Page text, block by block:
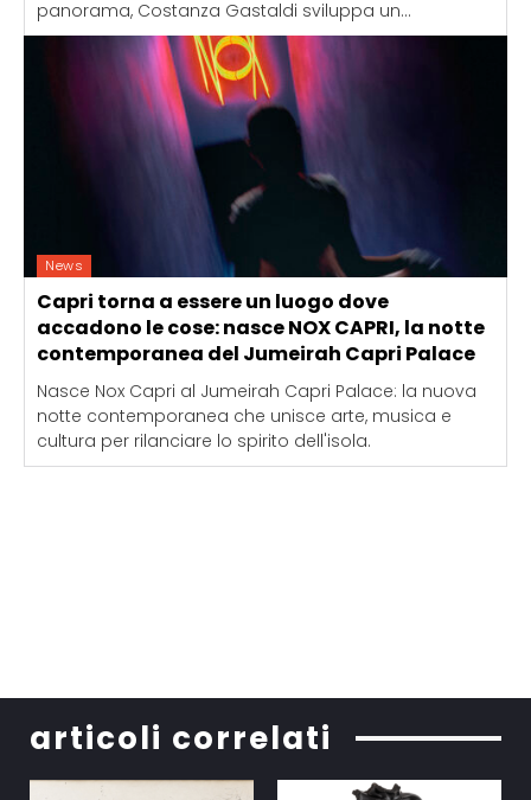
panorama, Costanza Gastaldi sviluppa un...
News
Capri torna a essere un luogo dove
accadono le cose: nasce NOX CAPRI, la notte
contemporanea del Jumeirah Capri Palace
Nasce Nox Capri al Jumeirah Capri Palace: la nuova
notte contemporanea che unisce arte, musica e
cultura per rilanciare lo spirito dell'isola.
articoli correlati